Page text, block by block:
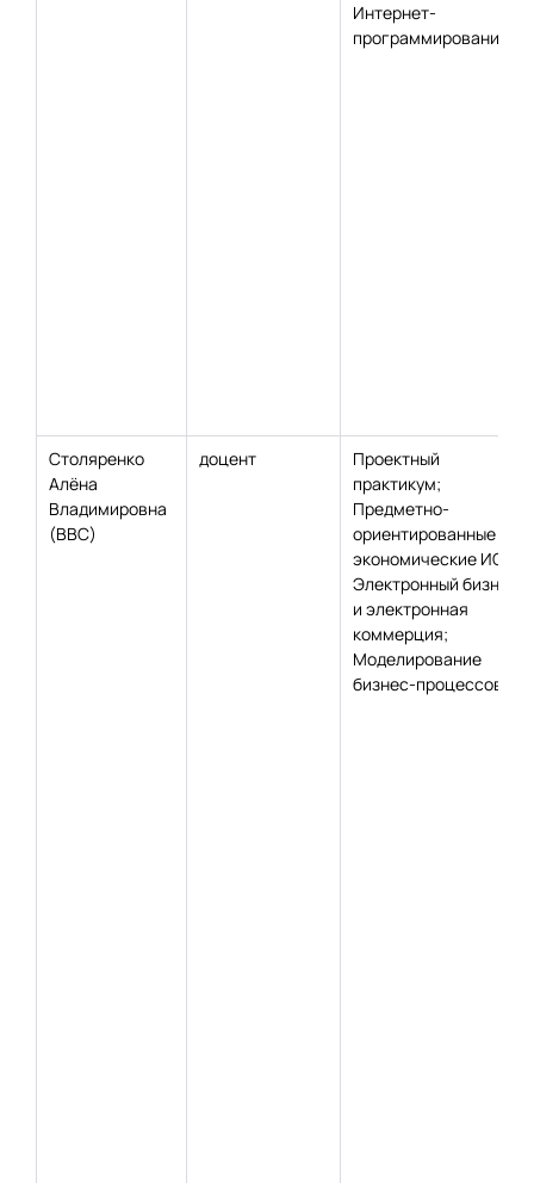
Интернет-
программирование
Столяренко
Алёна
Владимировна
(ВВС)
доцент
Проектный
практикум;
Предметно-
ориентированные
экономические ИС;
Электронный бизнес
и электронная
коммерция;
Моделирование
бизнес-процессов